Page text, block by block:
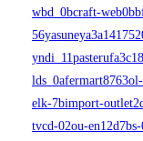
wbd_0bcraft-
elk-7bimport-
tvcd-02ou-